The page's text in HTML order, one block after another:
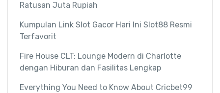
Ratusan Juta Rupiah
Kumpulan Link Slot Gacor Hari Ini Slot88 Resmi
Terfavorit
Fire House CLT: Lounge Modern di Charlotte
dengan Hiburan dan Fasilitas Lengkap
Everything You Need to Know About Cricbet99